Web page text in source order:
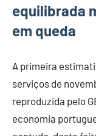
equilibrada
em queda
A primeira
serviços de
reproduzida pelo
economia